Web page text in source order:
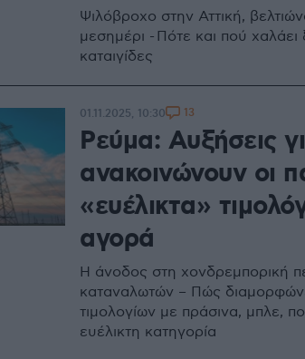
Ψιλόβροχο στην Αττική,
μεσημέρι - Πότε και πού
καταιγίδες
Ρεύμα: Αυξήσεις
ανακοινώνουν οι
«ευέλικτα»
αγορά
Η άνοδος στη χονδρεμπορική
καταναλωτών – Πώς
τιμολογίων με πράσινα, μπλε,
ευέλικτη κατηγορία
01.11.2025, 10:30 13